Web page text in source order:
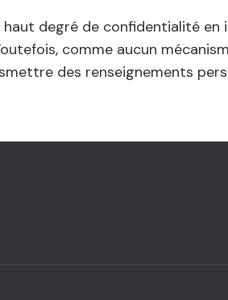
haut degré de confidentialité
comme aucun
des renseignements